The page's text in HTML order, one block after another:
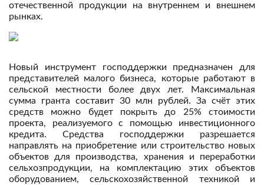
отечественной продукции на внутреннем и внешнем
рынках.
Новый инструмент господдержки предназначен для
представителей малого бизнеса, которые работают в
сельской местности более двух лет. Максимальная
сумма гранта составит 30 млн рублей. За счёт этих
средств можно будет покрыть до 25% стоимости
проекта, реализуемого с помощью инвестиционного
кредита. Средства господдержки разрешается
направлять на приобретение или строительство новых
объектов для производства, хранения и переработки
сельхозпродукции, на комплектацию этих объектов
оборудованием, сельскохозяйственной техникой и